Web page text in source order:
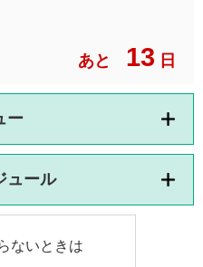
あと 13 日
ー
ュール
ないときは